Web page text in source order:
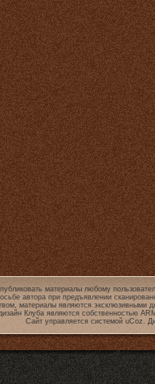
материалы любому
автора при предъявлении
материалы являются эксклюзивными
Клуба являются собственностью
Сайт управляется системой uCoz.